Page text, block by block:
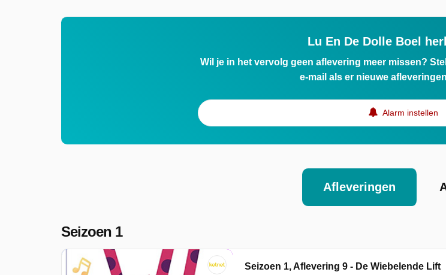
Lu En De Dolle Boel
Wil je in het vervolg geen aflevering meer missen?
e-mail als er nieuwe
Alarm instellen
Afleveringen
Seizoen 1
Seizoen 1, Aflevering 9 - De Wiebelende Lift